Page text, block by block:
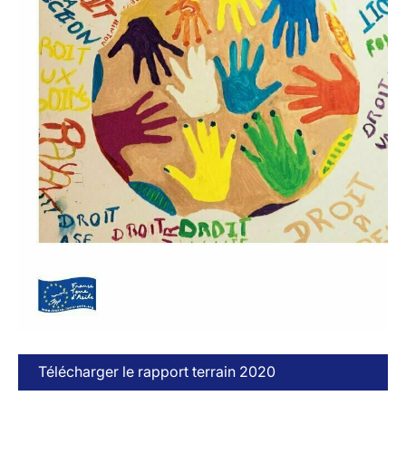
Télécharger le rapport terrain 2020